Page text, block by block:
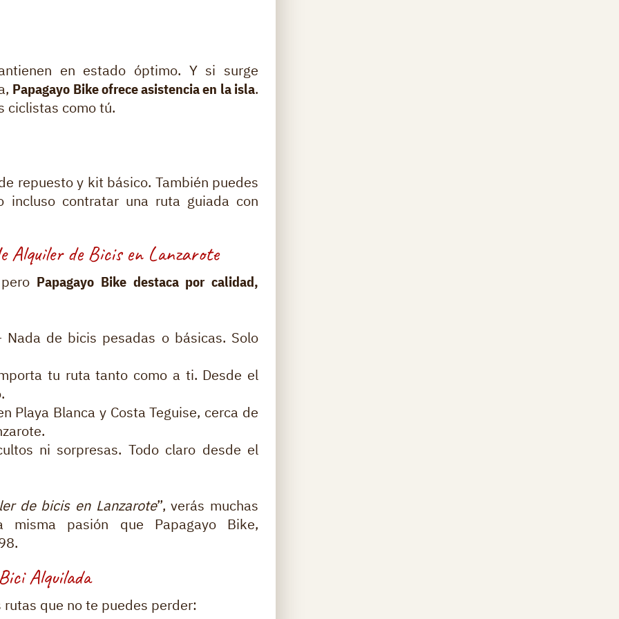
en estado óptimo. Y si surge
Papagayo Bike ofrece asistencia en la isla.
ciclistas como tú.
repuesto y kit básico. También puedes
incluso contratar una ruta guiada con
Alquiler de Bicis en Lanzarote
Papagayo Bike destaca por calidad,
de bicis pesadas o básicas. Solo
tu ruta tanto como a ti. Desde el
Playa Blanca y Costa Teguise, cerca de
ni sorpresas. Todo claro desde el
de bicis en Lanzarote”, verás muchas
misma pasión que Papagayo Bike,
Alquilada
que no te puedes perder: